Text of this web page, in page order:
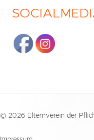
Inhalt
© 2026 Elternverein der